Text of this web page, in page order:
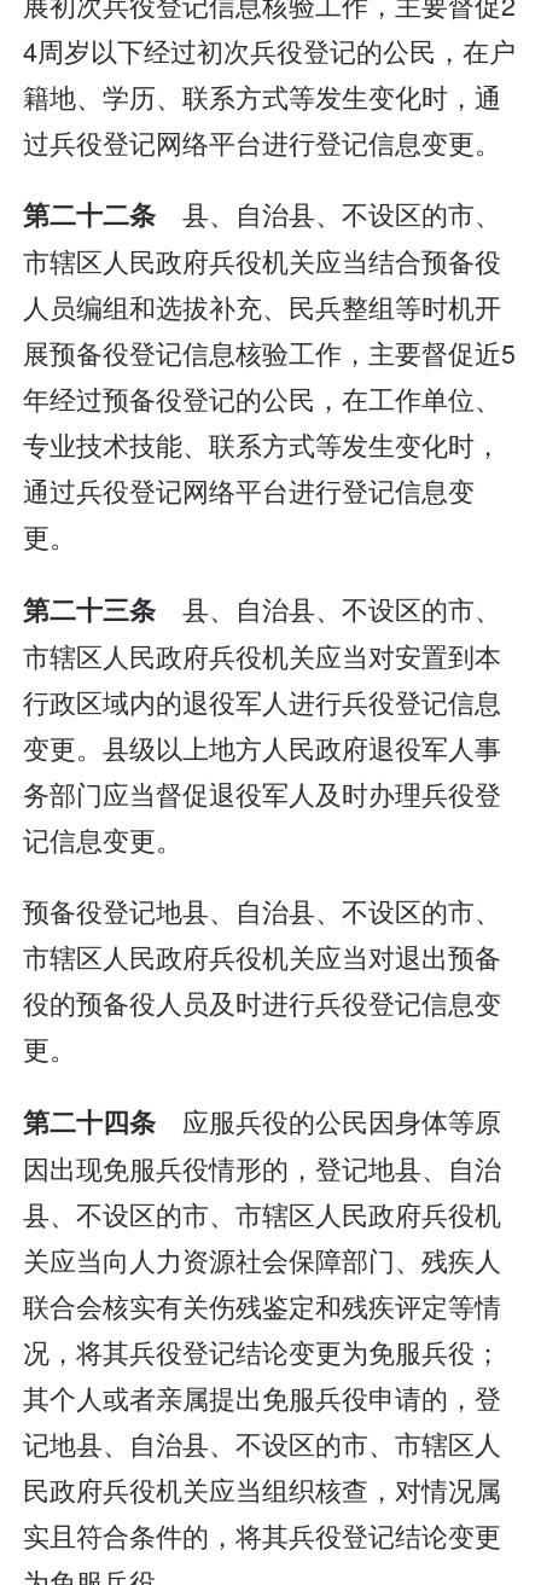
4周岁以下经过初次兵役登记的公民，在户
籍地、学历、联系方式等发生变化时，通
过兵役登记网络平台进行登记信息变更。
第二十二条 县、自治县、不设区的市、
市辖区人民政府兵役机关应当结合预备役
人员编组和选拔补充、民兵整组等时机开
展预备役登记信息核验工作，主要督促近5
年经过预备役登记的公民，在工作单位、
专业技术技能、联系方式等发生变化时，
通过兵役登记网络平台进行登记信息变
更。
第二十三条 县、自治县、不设区的市、
市辖区人民政府兵役机关应当对安置到本
行政区域内的退役军人进行兵役登记信息
变更。县级以上地方人民政府退役军人事
务部门应当督促退役军人及时办理兵役登
记信息变更。
预备役登记地县、自治县、不设区的市、
市辖区人民政府兵役机关应当对退出预备
役的预备役人员及时进行兵役登记信息变
更。
第二十四条 应服兵役的公民因身体等原
因出现免服兵役情形的，登记地县、自治
县、不设区的市、市辖区人民政府兵役机
关应当向人力资源社会保障部门、残疾人
联合会核实有关伤残鉴定和残疾评定等情
况，将其兵役登记结论变更为免服兵役；
其个人或者亲属提出免服兵役申请的，登
记地县、自治县、不设区的市、市辖区人
民政府兵役机关应当组织核查，对情况属
实且符合条件的，将其兵役登记结论变更